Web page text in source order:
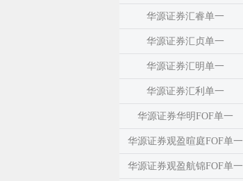
华源证券汇睿单一
华源证券汇贞单一
华源证券汇明单一
华源证券汇利单一
华源证券华明FOF单一
华源证券观盈暄庭FOF单一
华源证券观盈航锦FOF单一